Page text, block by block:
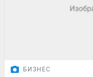
БИЗНЕС